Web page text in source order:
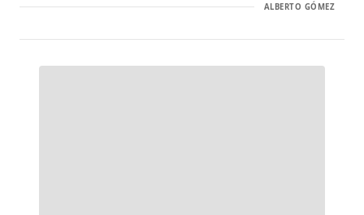
ALBERTO GÓMEZ